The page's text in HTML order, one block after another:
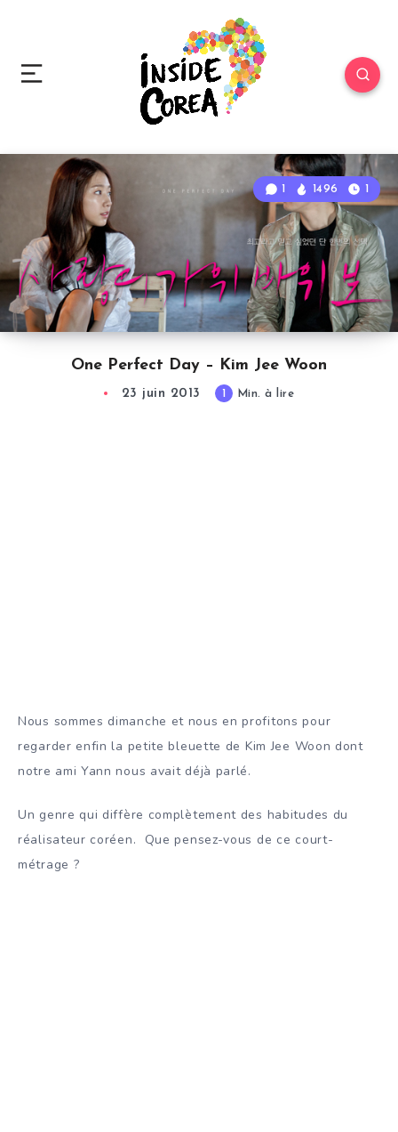
One Perfect Day – Kim Jee Woon
1 1496 1
23 juin 2013 1 Min. à lire
Nous sommes dimanche et nous en profitons pour
regarder enfin la petite bleuette de Kim Jee Woon dont
notre ami Yann nous avait déjà parlé.
Un genre qui diffère complètement des habitudes du
réalisateur coréen. Que pensez-vous de ce court-
métrage ?